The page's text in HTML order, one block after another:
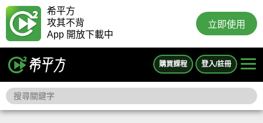
希平方
攻其不背
App 開放下載中
立即使用
購買課程 登入/註冊